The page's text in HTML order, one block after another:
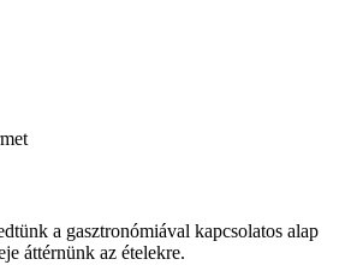
a gasztronómiával kapcsolatos alap
áttérnünk az ételekre.